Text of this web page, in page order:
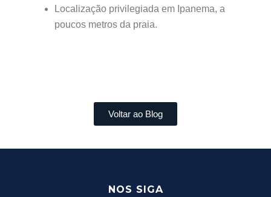
Localização privilegiada em Ipanema, a
poucos metros da praia.
Voltar ao Blog
[siteseo_breadcrumbs]
NOS SIGA